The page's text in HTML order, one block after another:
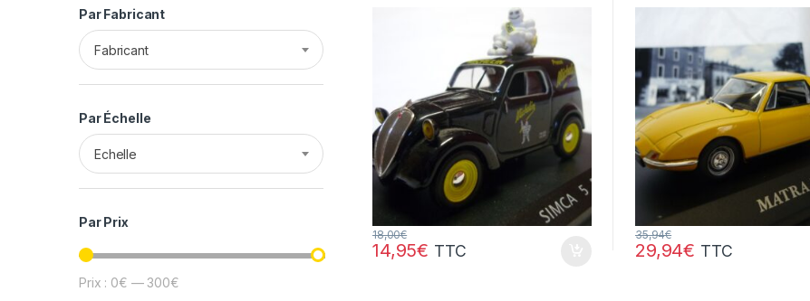
14,95€
18,00€
TTC 29,94€
35,94€
TTC
Par Fabricant
Fabricant
Par Échelle
Echelle
Par Prix
Prix min
Prix max
Prix : 0€ —300€